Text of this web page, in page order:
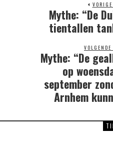
Mythe: “De
tientallen
Mythe: “De
op
september
Arnhem